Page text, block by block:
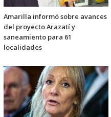
Amarilla informó sobre avances
del proyecto Arazatí y
saneamiento para 61
localidades